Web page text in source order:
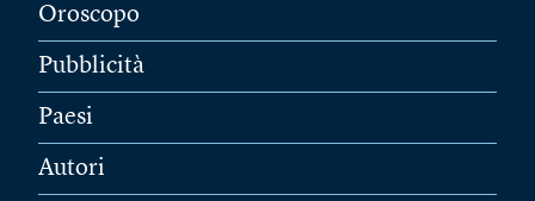
Oroscopo
Pubblicità
Paesi
Autori